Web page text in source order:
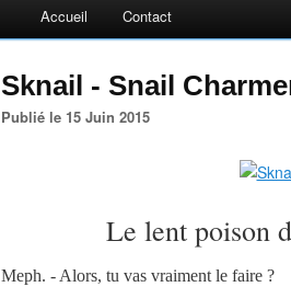
Accueil Contact
Sknail - Snail
Publié le 15 Juin 2015
Le lent poison
Meph. - Alors, tu vas vraiment le faire ?